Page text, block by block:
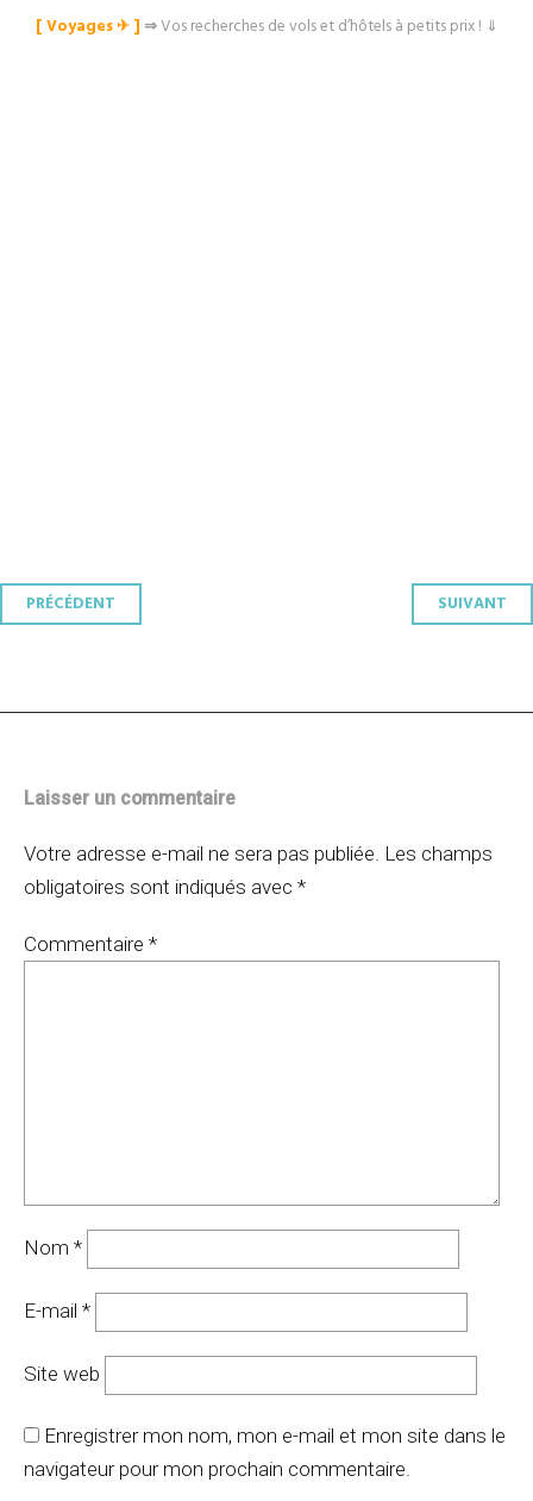
[ Voyages ✈︎ ]⇒Vos recherches de vols et d’hôtels à petits prix ! ⇓
Navigation
PRÉCÉDENT SUIVANT
Laisser un commentaire
Votre adresse e-mail ne sera pas publiée. Les champs
obligatoires sont indiqués avec *
Commentaire *
Nom *
E-mail *
Site web
Enregistrer mon nom, mon e-mail et mon site dans le
navigateur pour mon prochain commentaire.